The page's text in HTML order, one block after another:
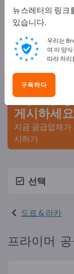
Exportpages 화
요!
수요 – 공급 –
하세요
게시하세
지금 공급업체가
시하기
선택
도료 & 라카
프라이머
뉴스레터의 링크
있습니다.
우리는
여 이 양
따라 처리
구독하다